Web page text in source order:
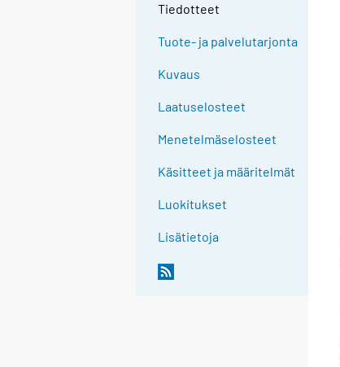
Tiedotteet
Tuote- ja palvelutarjonta
Kuvaus
Laatuselosteet
Menetelmäselosteet
Käsitteet ja määritelmät
Luokitukset
Lisätietoja